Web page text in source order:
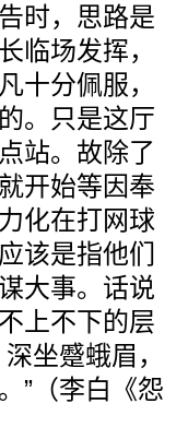
时，思路是
临场发挥，
十分佩服，
。只是这厅
站。故除了
开始等因奉
化在打网球
该是指他们
大事。话说
上不下的层
坐蹙蛾眉，
”（李白《怨